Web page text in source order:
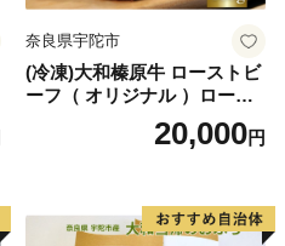
奈良県宇陀市
(冷凍)大和榛原牛 ローストビ
ーフ（ オリジナル ）ロース
ト 180g ／ふるさと納税 和牛
父の日 母の日 ギフト 黒毛和
20,000円